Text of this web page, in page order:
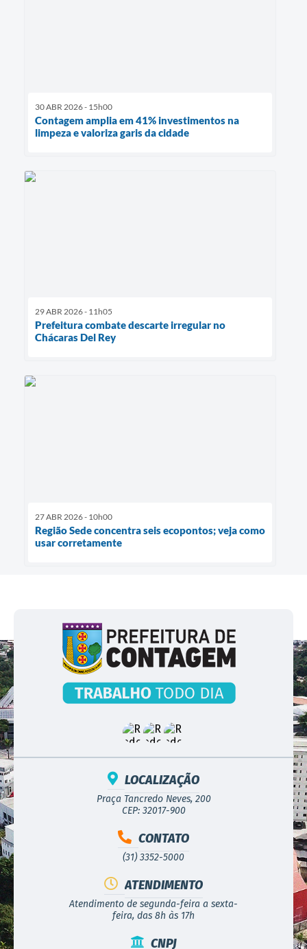
30 ABR 2026 - 15h00
Contagem amplia em 41% investimentos na
limpeza e valoriza garis da cidade
29 ABR 2026 - 11h05
Prefeitura combate descarte irregular no
Chácaras Del Rey
27 ABR 2026 - 10h00
Região Sede concentra seis ecopontos; veja como
usar corretamente
LOCALIZAÇÃO
Praça Tancredo Neves, 200
CEP: 32017-900
CONTATO
(31) 3352-5000
ATENDIMENTO
Atendimento de segunda-feira a sexta-
feira, das 8h às 17h
CNPJ